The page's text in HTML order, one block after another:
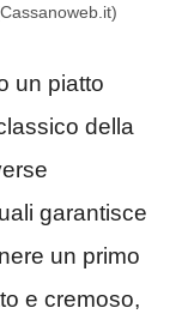
un piatto
della
garantisce
un primo
e cremoso,